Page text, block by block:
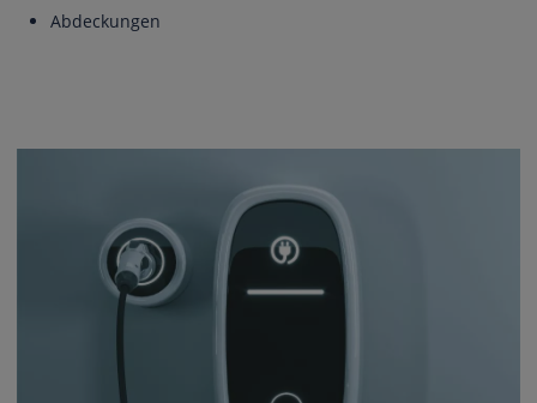
Abdeckungen